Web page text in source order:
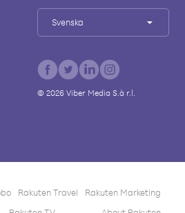
Svenska
© 2026Viber Media S.à r.l.
Rakuten Travel
Rakuten Marketing